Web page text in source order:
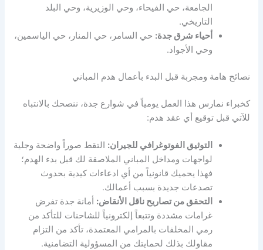
الجامعة، حي الفيحاء، وحي الوزيرية، وحي البلد
التاريخي.
أحياء شرق جدة: حي السامر، حي المنار، حي الياسمين،
وحي الأجواد.
نصائح هامة ومجربة قبل البدء بأعمال هدم المباني
كخبراء نمارس هذا العمل يومياً في شوارع جدة، ننصحك بالانتباه
للآتي قبل توقيع أي عقد هدم:
التوثيق الفوتوغرافي للجيران: التقط صوراً واضحة وجلية
لواجهات ومداخل المباني الملاصقة لك قبل بدء الهدم؛
فهذا يحميك قانونياً من أي ادعاءات كيدية بحدوث
تصدعات جديدة بسبب أعمالك.
التحقق من تصاريح ناقل الأنقاض: أمانة جدة تفرض
غرامات مشددة وتتبعاً إلكترونياً للشاحنات للتأكد من
رمي المخلفات بالمرامي المعتمدة، تأكد من التزام
مقاولك بذلك لحمايتك من المسؤولية التضامنية.